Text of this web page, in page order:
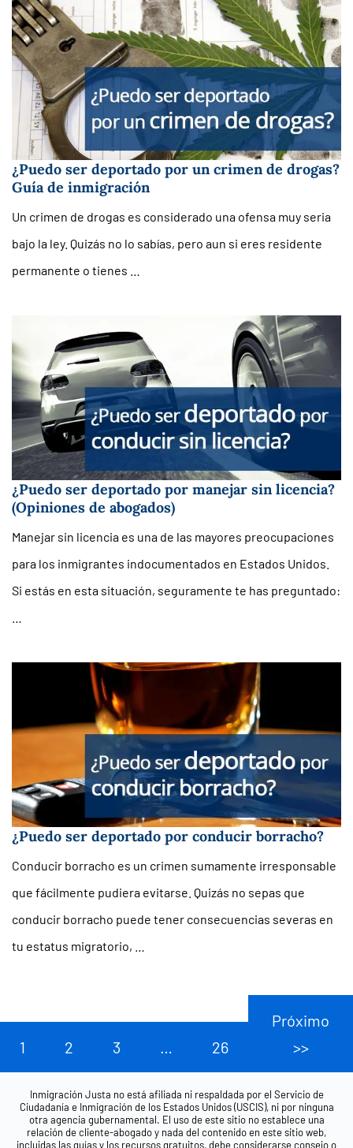
¿Puedo ser deportado por un crimen de drogas?
Guía de inmigración
Un crimen de drogas es considerado una ofensa muy seria
bajo la ley. Quizás no lo sabías, pero aun si eres residente
permanente o tienes …
¿Puedo ser deportado por manejar sin licencia?
(Opiniones de abogados)
Manejar sin licencia es una de las mayores preocupaciones
para los inmigrantes indocumentados en Estados Unidos.
Si estás en esta situación, seguramente te has preguntado:
¿Puedo ser deportado por conducir borracho?
Conducir borracho es un crimen sumamente irresponsable
que fácilmente pudiera evitarse. Quizás no sepas que
conducir borracho puede tener consecuencias severas en
tu estatus migratorio, …
1 2 3 … 26
Próximo
>>
Inmigración Justa no está afiliada ni respaldada por el Servicio de
Ciudadanía e Inmigración de los Estados Unidos (USCIS), ni por ninguna
otra agencia gubernamental. El uso de este sitio no establece una
relación de cliente-abogado y nada del contenido en este sitio web,
incluidas las guías y los recursos gratuitos, debe considerarse consejo o